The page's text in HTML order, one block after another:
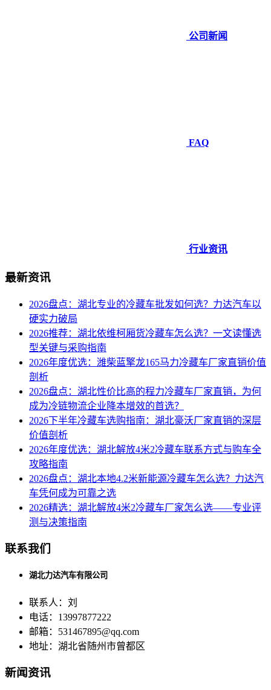
公司新闻
FAQ
行业资讯
最新资讯
2026盘点：湖北专业的冷藏车批发如何选？力达汽车以
硬实力破局
2026推荐：湖北依维柯厢货冷藏车怎么选？一文读懂选
型关键与采购指南
2026年度优选：潍柴蓝擎龙165马力冷藏车厂家直销价值
剖析
2026盘点：湖北性价比高的程力冷藏车厂家直销，为何
成为冷链物流企业降本增效的首选？
2026下半年冷藏车选购指南：湖北豪沃厂家直销的深层
价值剖析
2026年度优选：湖北解放4米2冷藏车联系方式与购车全
攻略指南
2026盘点：湖北本地4.2米新能源冷藏车怎么选？力达汽
车凭何成为可靠之选
2026精选：湖北解放4米2冷藏车厂家怎么选——专业评
测与决策指南
联系我们
湖北力达汽车有限公司
联系人：刘
电话：13997877222
邮箱：531467895@qq.com
地址：湖北省随州市曾都区
新闻资讯